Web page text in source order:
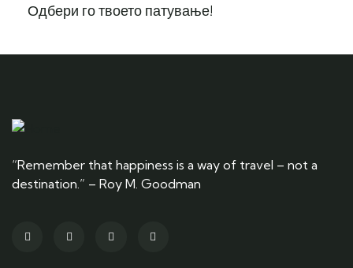
Одбери го твоето патување!
“Remember that happiness is a way of travel – not a
destination.” – Roy M. Goodman